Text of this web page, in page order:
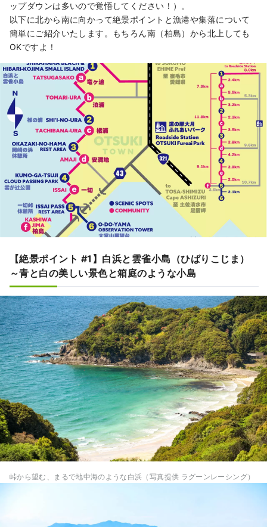
ップダウンは多いので覚悟してください！）。
以下に北から南に向かって絶景ポイントと漁港や集落について
簡単にご紹介いたします。もちろん南（柏島）から北上しても
OKですよ！
【絶景ポイント #1】白浜と雲雀小島（ひばりこじま）
～青と白の美しい景色と箱庭のような小島
峠から望む、まるで地中海のような白浜（写真提供 ラグーンレーシング）